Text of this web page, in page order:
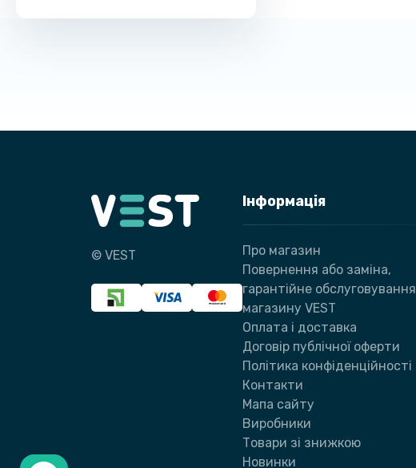
© VEST
Інформація
Про магазин
Повернення або заміна,
гарантійне обслуговування
магазину VEST
Оплата і доставка
Договір публічної оферти
Політика конфіденційності
Контакти
Мапа сайту
Виробники
Товари зі знижкою
Новинки